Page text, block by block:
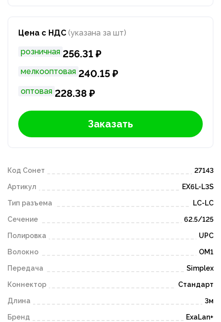
Цена с НДС (указана за шт)
розничная 256.31 ₽
мелкооптовая 240.15 ₽
оптовая 228.38 ₽
Заказать
Код Сонет 27143
Артикул EX6L-L3S
Тип разъема LC-LC
Сечение 62.5/125
Полировка UPC
Волокно OM1
Передача Simplex
Коннектор Стандарт
Длина 3м
Бренд ExaLan+